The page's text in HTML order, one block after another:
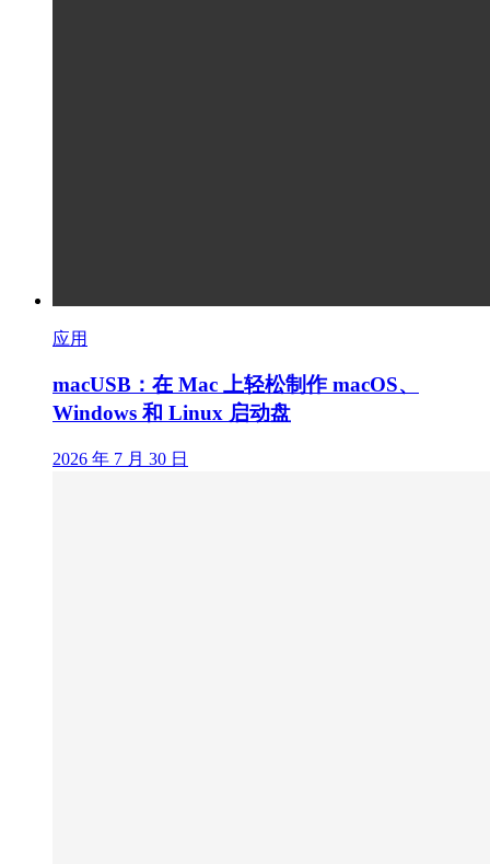
应用
macUSB：在 Mac 上轻松制作 macOS、
Windows 和 Linux 启动盘
2026 年 7 月 30 日